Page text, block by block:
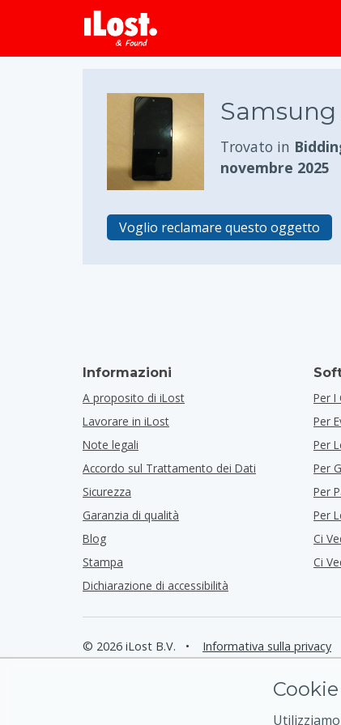
Trovato in
novembre 2025
Voglio reclamare questo oggetto
Informazioni
A proposito di iLost
Lavorare in iLost
Note legali
Accordo sul Trattamento dei Dati
Sicurezza
Garanzia di qualità
Blog
Stampa
Dichiarazione di accessibilità
Per I
Per
Per
Per
Per
Per
Ci
Ci
© 2026 iLost B.V. • Informativa sulla privacy